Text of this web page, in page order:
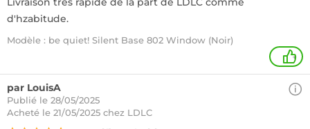
d'hzabitude.
Modèle : be quiet! Silent Base 802 Window (Noir)
+
par LouisA
Publié le 28/05/2025
Acheté le 21/05/2025 chez LDLC